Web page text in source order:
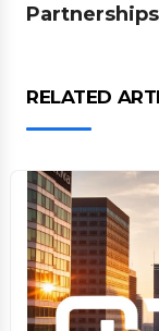
RELATED